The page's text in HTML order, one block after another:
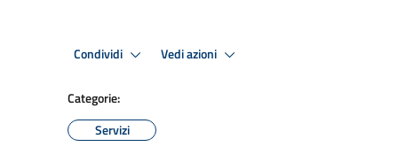
Condividi Vedi azioni
Categorie:
Servizi